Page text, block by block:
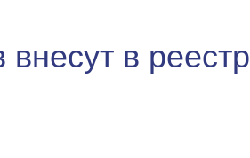
в реестр